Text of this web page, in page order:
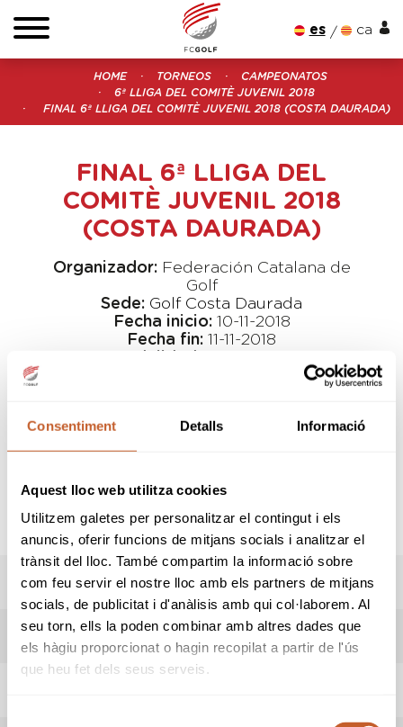
Consentiment Detalls Informació
Aquest lloc web utilitza cookies
Utilitzem galetes per personalitzar el contingut i els
anuncis, oferir funcions de mitjans socials i analitzar el
trànsit del lloc. També compartim la informació sobre
com feu servir el nostre lloc amb els partners de mitjans
socials, de publicitat i d'anàlisis amb qui col·laborem. Al
seu torn, ells la poden combinar amb altres dades que
els hàgiu proporcionat o hagin recopilat a partir de l'ús
que heu fet dels seus serveis.
es ca
HOME TORNEOS
CAMPEONATOS
6ª LLIGA DEL COMITÈ JUVENIL 2018
FINAL 6ª LLIGA DEL COMITÈ JUVENIL 2018 (COSTA DAURADA)
FINAL 6ª LLIGA DEL
COMITÈ JUVENIL 2018
(COSTA DAURADA)
Organizador: Federación Catalana de
Golf
Sede: Golf Costa Daurada
Fecha inicio: 10-11-2018
Fecha fin: 11-11-2018
Aquí podréis encontrar toda la información
edición:
Inscripción
Abiertas hasta el dia 15 de enero
RESULTADOS
HORARIO SALIDAS